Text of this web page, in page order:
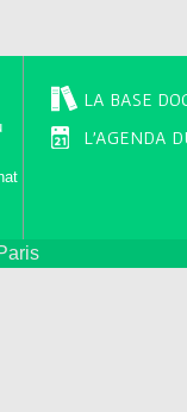
LA BASE
L'AGENDA